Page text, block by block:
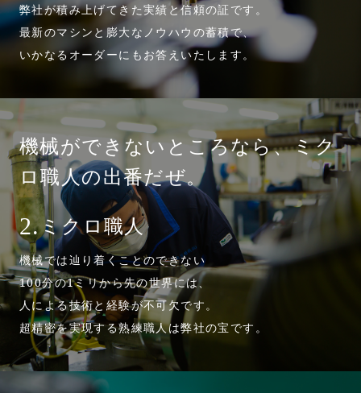
弊社が積み上げてきた実績と信頼の証です。
最新のマシンと膨大なノウハウの蓄積で、
いかなるオーダーにもお答えいたします。
機械ができないところなら、ミク
ロ職人の出番だぜ。
2.ミクロ職人
機械では辿り着くことのできない
100分の1ミリから先の世界には、
人による技術と経験が不可欠です。
超精密を実現する熟練職人は弊社の宝です。